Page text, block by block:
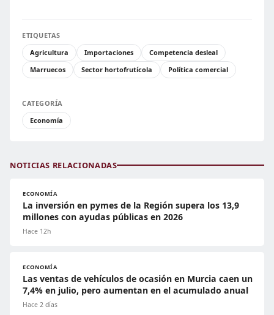
ETIQUETAS
Agricultura
Importaciones
Competencia desleal
Marruecos
Sector hortofrutícola Política comercial
CATEGORÍA
Economía
NOTICIAS RELACIONADAS
ECONOMÍA
La inversión en pymes de la Región supera los 13,9
millones con ayudas públicas en 2026
Hace 12h
ECONOMÍA
Las ventas de vehículos de ocasión en Murcia caen un
7,4% en julio, pero aumentan en el acumulado anual
Hace 2 días